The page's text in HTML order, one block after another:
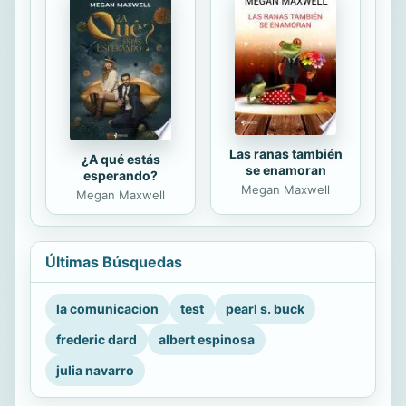
¿A qué estás
esperando?
Megan Maxwell
Las ranas también
se enamoran
Megan Maxwell
Últimas Búsquedas
la comunicacion test
pearl s. buck
frederic dard
albert espinosa
julia navarro